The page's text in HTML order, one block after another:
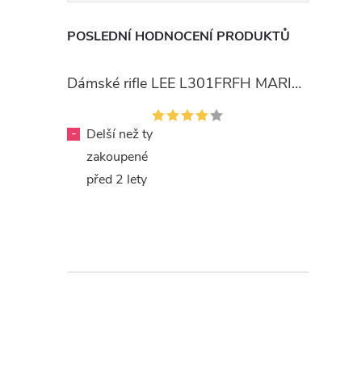
POSLEDNÍ HODNOCENÍ PRODUKTŮ
Dámské rifle LEE L301FRFH MARION STRAIGHT RINSE
-
Delší než ty
zakoupené
před 2 lety